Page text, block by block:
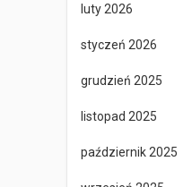
luty 2026
styczeń 2026
grudzień 2025
listopad 2025
październik 2025